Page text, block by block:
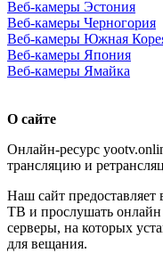
Веб-камеры Эстония
Веб-камеры Черногория
Веб-камеры Южная
Веб-камеры Япония
Веб-камеры Ямайка
О сайте
Онлайн-ресурс
трансляцию и
Наш сайт предоставляет
ТВ и прослушать онлайн
серверы, на которых
для вещания.